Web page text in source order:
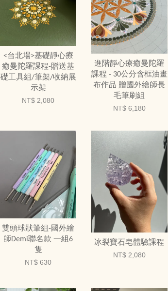
<台北場>基礎靜心療
癒曼陀羅課程-贈送基
礎工具組/筆架/收納展
示架
NT$ 2,080
進階靜心療癒曼陀羅
課程 - 30公分含框油畫
布作品 贈國外繪師長
毛筆刷組
NT$ 6,180
雙頭球狀筆組-國外繪
師Demi聯名款 一組6
隻
NT$ 630
冰裂寶石皂體驗課程
NT$ 2,080